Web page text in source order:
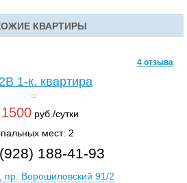
КВАРТИРЫ
4 отзыва
1-к. квартира
1500руб./сутки
мест: 2
188-41-93
пр. Ворошиловский 91/2